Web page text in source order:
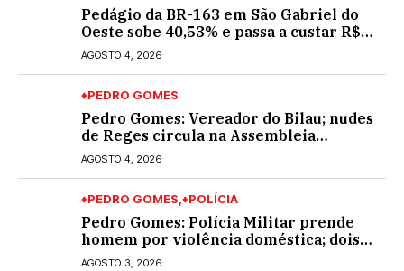
Pedágio da BR-163 em São Gabriel do
Oeste sobe 40,53% e passa a custar R$
10,70 a partir desta quarta-feira
AGOSTO 4, 2026
♦PEDRO GOMES
Pedro Gomes: Vereador do Bilau; nudes
de Reges circula na Assembleia
Legislativa de MS e também na
governadoria
AGOSTO 4, 2026
♦PEDRO GOMES ♦POLÍCIA
Pedro Gomes: Polícia Militar prende
homem por violência doméstica; dois
socos na cara dela
AGOSTO 3, 2026